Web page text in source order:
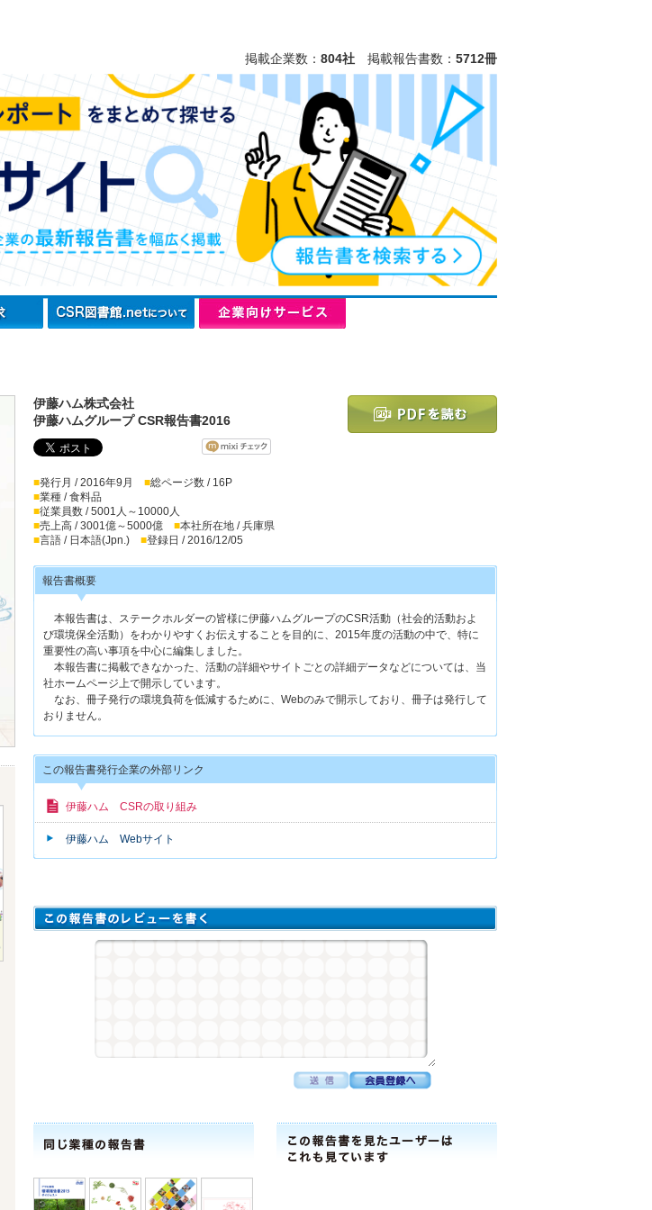
掲載企業数： 804社 掲載報告書数： 5712冊
伊藤ハム株式会社
伊藤ハムグループ CSR報告書2016
■発行月 / 2016年9月 ■総ページ数 / 16P
■業種 / 食料品
■従業員数 / 5001人～10000人
■売上高 / 3001億～5000億 ■本社所在地 / 兵庫県
■言語 / 日本語(Jpn.) ■登録日 / 2016/12/05
報告書概要
本報告書は、ステークホルダーの皆様に伊藤ハムグループのCSR活動（社会的活動およ
び環境保全活動）をわかりやすくお伝えすることを目的に、2015年度の活動の中で、特に
重要性の高い事項を中心に編集しました。
本報告書に掲載できなかった、活動の詳細やサイトごとの詳細データなどについては、当
社ホームページ上で開示しています。
なお、冊子発行の環境負荷を低減するために、Webのみで開示しており、冊子は発行して
おりません。
この報告書発行企業の外部リンク
伊藤ハム CSRの取り組み
伊藤ハム Webサイト